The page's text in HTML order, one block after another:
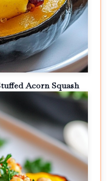
Acorn Squash